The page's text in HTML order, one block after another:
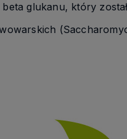
glukanu, który